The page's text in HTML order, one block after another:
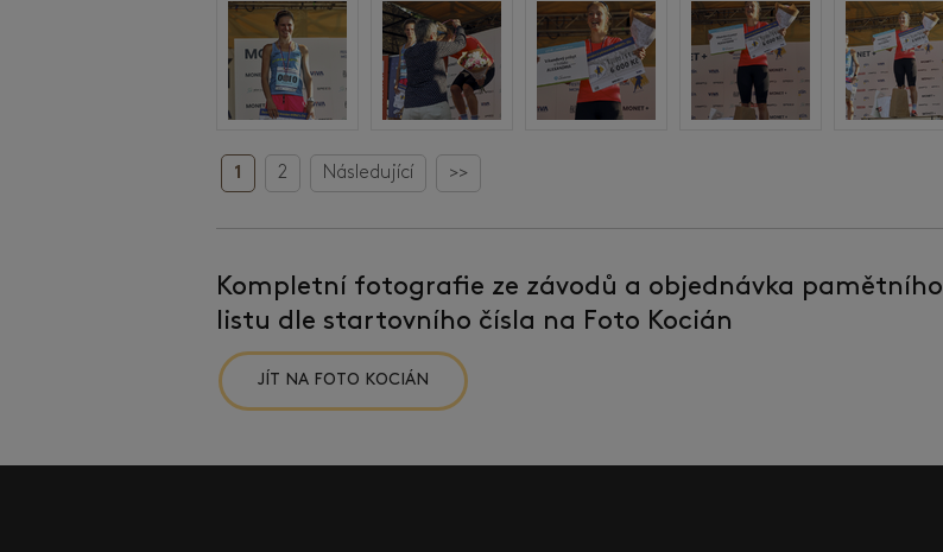
1 2 Následující >>
Kompletní fotografie ze závodů a objednávka pamětního
listu dle startovního čísla na Foto Kocián
JÍT NA FOTO KOCIÁN